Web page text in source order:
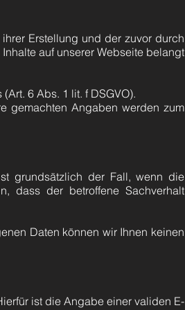
Erstellung und der zuvor durch
auf unserer Webseite belangt
6 Abs. 1 lit. f DSGVO).
gemachten Angaben werden zum
grundsätzlich der Fall, wenn die
dass der betroffene Sachverhalt
Daten können wir Ihnen keinen
ist die Angabe einer validen E-